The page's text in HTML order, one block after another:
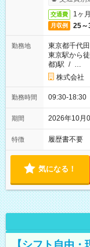
交通費 1ヶ
月収例 25～
勤務地
東京都千代
東京駅から
都)駅 / …
株式会社
勤務時間 09:30-18:30
期間 2026年10
特徴 履歴書不要
気になる！
【シフト自由